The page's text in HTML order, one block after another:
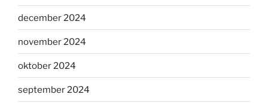
december 2024
november 2024
oktober 2024
september 2024